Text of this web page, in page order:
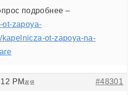
подробнее –
ot-zapoya-
kapelnicza-ot-zapoya-na-
PM #48301
返信